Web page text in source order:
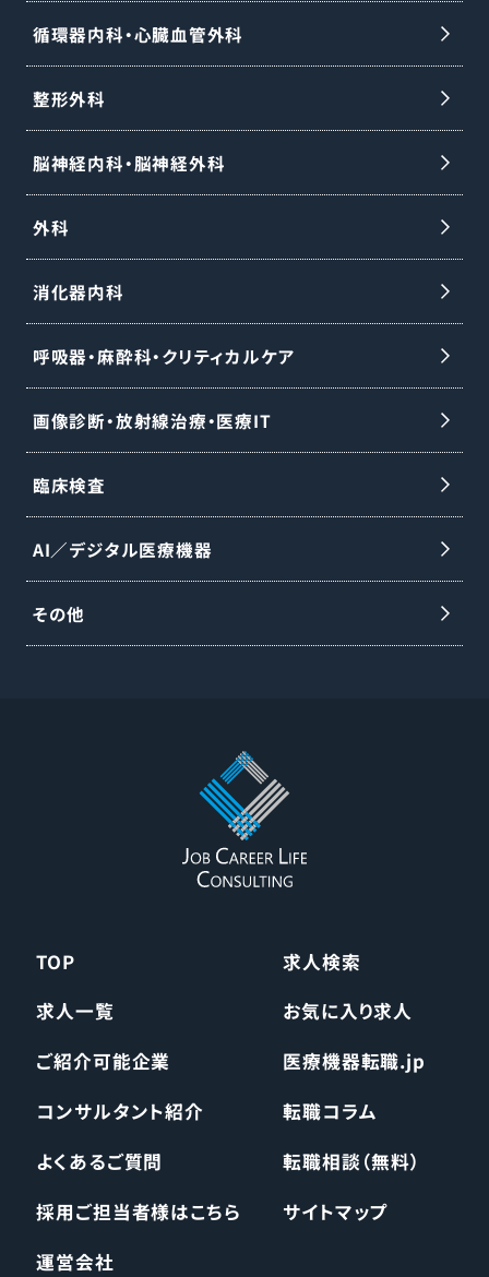
循環器内科・心臓血管外科
整形外科
脳神経内科・脳神経外科
外科
消化器内科
呼吸器・麻酔科・クリティカルケア
画像診断・放射線治療・医療IT
臨床検査
AI／デジタル医療機器
その他
TOP
求人検索
求人一覧
お気に入り求人
ご紹介可能企業
医療機器転職.jp
コンサルタント紹介
転職コラム
よくあるご質問
転職相談（無料）
採用ご担当者様はこちら
サイトマップ
運営会社